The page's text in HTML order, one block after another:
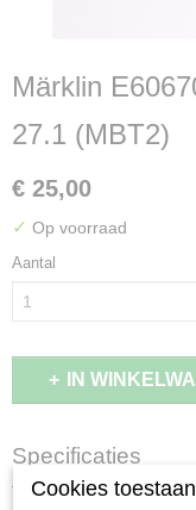
Märklin
27.1 (MBT2)
€ 25,00
✓ Op voorraad
Aantal
IN
Specificaties
Productcode leverancier
Cookies